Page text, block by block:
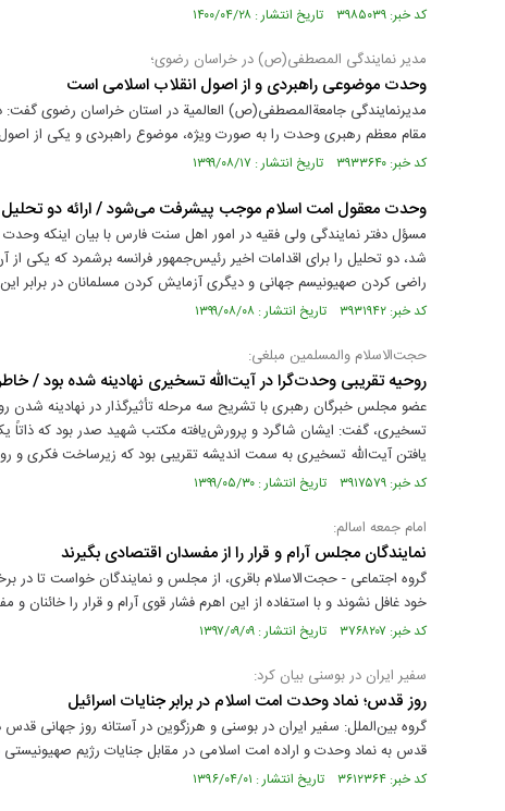
کد خبر: ۳۹۸۵۰۳۹ تاریخ انتشار : ۱۴۰۰/۰۴/۲۸
مدیر نمایندگی المصطفی(ص) در خراسان رضوی؛
وحدت موضوعی راهبردی و از اصول انقلاب اسلامی است
مدیرنمایندگی جامعةالمصطفی(ص) العالمیة در استان خراسان رضوی گفت:
مقام معظم رهبری وحدت را به صورت ویژه، موضوع راهبردی و یکی از اصول
کد خبر: ۳۹۳۳۶۴۰ تاریخ انتشار : ۱۳۹۹/۰۸/۱۷
وحدت معقول امت اسلام موجب پیشرفت می‌شود / ارائه دو تحليل
مسؤل دفتر نمایندگی ولی فقیه در امور اهل سنت فارس با بیان اینكه
شد،‌ دو تحلیل را برای اقدامات اخیر رئیس‌جمهور فرانسه برشمرد كه
راضی كردن صهیونیسم جهانی و دیگری آزمایش کردن مسلمانان در برابر
کد خبر: ۳۹۳۱۹۴۲ تاریخ انتشار : ۱۳۹۹/۰۸/۰۸
حجت‌الاسلام والمسلمین مبلغی:
روحیه تقریبی وحدت‌گرا در آیت‌الله تسخیری نهادینه شده بود /
عضو مجلس خبرگان رهبری با تشریح سه مرحله تأثیرگذار در نهادینه شدن
تسخیری، گفت: ایشان شاگرد و پرورش‌یافته مکتب شهید صدر بود که
یافتن آیت‌الله تسخیری به سمت اندیشه تقریبی بود که زیرساخت فکری و
کد خبر: ۳۹۱۷۵۷۹ تاریخ انتشار : ۱۳۹۹/۰۵/۳۰
امام جمعه اسالم:
نمایندگان مجلس آرام و قرار را از مفسدان اقتصادی بگیرند
گروه اجتماعی - حجت الاسلام باقری، از مجلس و نمایندگان خواست تا در
خود غافل نشوند و با استفاده از این اهرم فشار قوی آرام و قرار را خائنان و
کد خبر: ۳۷۶۸۲۰۷ تاریخ انتشار : ۱۳۹۷/۰۹/۰۹
سفیر ایران در بوسنی بیان کرد:
روز قدس؛ نماد وحدت امت اسلام در برابر جنایات اسرائیل
گروه بین‌الملل: سفیر ایران در بوسنی و هرزگوین در آستانه روز جهانی قدس
قدس به نماد وحدت و اراده امت اسلامی در مقابل جنایات رژیم
کد خبر: ۳۶۱۲۳۶۴ تاریخ انتشار : ۱۳۹۶/۰۴/۰۱